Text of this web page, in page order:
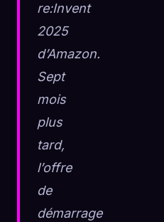
re:Invent
2025
d’Amazon.
Sept
mois
plus
tard,
l’offre
de
démarrage